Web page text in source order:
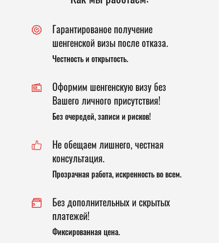
Гарантированое получение
шенгенской визы после отказа.
Честность и открытость.
Оформим шенгенскую визу без
Вашего личного присутствия!
Без очередей, записи и рисков!
Не обещаем лишнего, честная
консультация.
Прозрачная работа, искренность во всем.
Без дополнительных и скрытых
платежей!
Фиксированная цена.